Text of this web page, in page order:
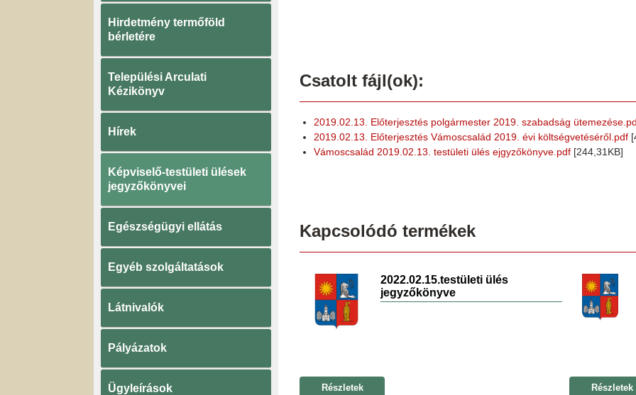
Hirdetmény termőföld
bérletére
Települési Arculati
Kézikönyv
Hírek
Képviselő-testületi ülések
jegyzőkönyvei
Egészségügyi ellátás
Egyéb szolgáltatások
Látnivalók
Pályázatok
Ügyleírások
Csatolt fájl(ok):
2019.02.13. Előterjesztés polgármester 2019. szabadság
2019.02.13. Előterjesztés Vámoscsalád 2019. évi költségvetéséről.pdf
Vámoscsalád 2019.02.13. testületi ülés ejgyzőkönyve.pdf [244,31KB]
Kapcsolódó termékek
2022.02.15.testületi ülés
jegyzőkönyve
Részletek Részletek